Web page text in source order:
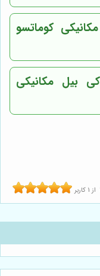
کوماتسو
بیل مکانیکی
از 1 کاربر